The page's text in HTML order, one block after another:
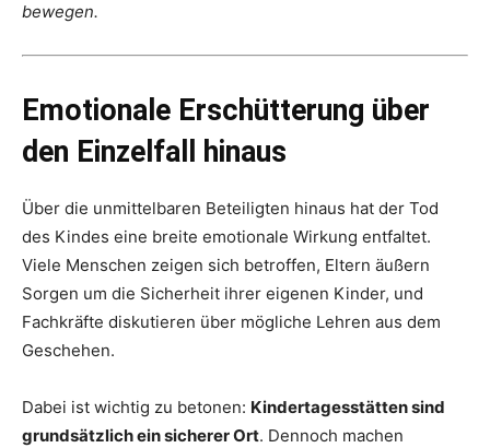
bewegen.
Emotionale Erschütterung über
den Einzelfall hinaus
Über die unmittelbaren Beteiligten hinaus hat der Tod
des Kindes eine breite emotionale Wirkung entfaltet.
Viele Menschen zeigen sich betroffen, Eltern äußern
Sorgen um die Sicherheit ihrer eigenen Kinder, und
Fachkräfte diskutieren über mögliche Lehren aus dem
Geschehen.
Dabei ist wichtig zu betonen: Kindertagesstätten sind
grundsätzlich ein sicherer Ort. Dennoch machen